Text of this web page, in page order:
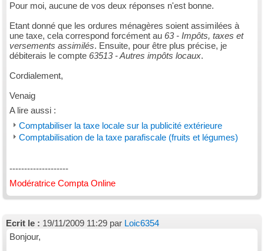
Pour moi, aucune de vos deux réponses n'est bonne.
Etant donné que les ordures ménagères soient assimilées à
une taxe, cela correspond forcément au 63 - Impôts, taxes et
versements assimilés. Ensuite, pour être plus précise, je
débiterais le compte 63513 - Autres impôts locaux.
Cordialement,
Venaig
A lire aussi :
Comptabiliser la taxe locale sur la publicité extérieure
Comptabilisation de la taxe parafiscale (fruits et légumes)
--------------------
Modératrice Compta Online
Ecrit le : 19/11/2009 11:29 par Loic6354
Bonjour,